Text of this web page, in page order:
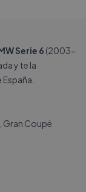
Serie 6 (2003-
y te la
Gran Coupé